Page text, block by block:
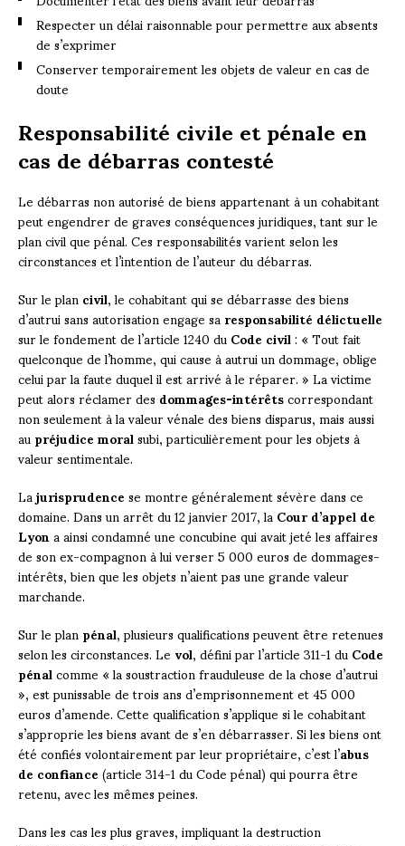
Respecter un délai raisonnable pour permettre aux absents
de s’exprimer
Conserver temporairement les objets de valeur en cas de
doute
Responsabilité civile et pénale en
cas de débarras contesté
Le débarras non autorisé de biens appartenant à un cohabitant
peut engendrer de graves conséquences juridiques, tant sur le
plan civil que pénal. Ces responsabilités varient selon les
circonstances et l’intention de l’auteur du débarras.
Sur le plancivil, le cohabitant qui se débarrasse des biens
d’autrui sans autorisation engage saresponsabilité délictuelle
sur le fondement de l’article 1240 duCode civil: « Tout fait
quelconque de l’homme, qui cause à autrui un dommage, oblige
celui par la faute duquel il est arrivé à le réparer. » La victime
peut alors réclamer desdommages-intérêtscorrespondant
non seulement à la valeur vénale des biens disparus, mais aussi
aupréjudice moralsubi, particulièrement pour les objets à
valeur sentimentale.
Lajurisprudencese montre généralement sévère dans ce
domaine. Dans un arrêt du 12 janvier 2017, laCour d’appel de
Lyona ainsi condamné une concubine qui avait jeté les affaires
de son ex-compagnon à lui verser 5 000 euros de dommages-
intérêts, bien que les objets n’aient pas une grande valeur
marchande.
Sur le planpénal, plusieurs qualifications peuvent être retenues
selon les circonstances. Levol, défini par l’article 311-1 duCode
pénalcomme « la soustraction frauduleuse de la chose d’autrui
», est punissable de trois ans d’emprisonnement et 45 000
euros d’amende. Cette qualification s’applique si le cohabitant
s’approprie les biens avant de s’en débarrasser. Si les biens ont
été confiés volontairement par leur propriétaire, c’est l’abus
de confiance(article 314-1 du Code pénal) qui pourra être
retenu, avec les mêmes peines.
Dans les cas les plus graves, impliquant la destruction